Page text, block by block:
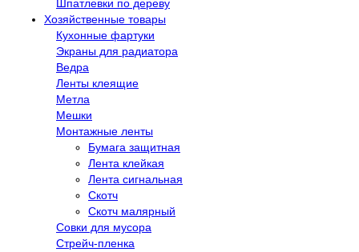
Шпатлевки по дереву
Хозяйственные товары
Кухонные фартуки
Экраны для радиатора
Ведра
Ленты клеящие
Метла
Мешки
Монтажные ленты
Бумага защитная
Лента клейкая
Лента сигнальная
Скотч
Скотч малярный
Совки для мусора
Стрейч-пленка